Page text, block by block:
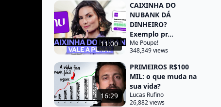
11:00
CAIXINHA DO
NUBANK DÁ
DINHEIRO?
Exemplo pr...
Me Poupe!
348,349 views
16:29
PRIMEIROS R$100
MIL: o que muda na
sua vida?
Lucas Rufino
26,882 views